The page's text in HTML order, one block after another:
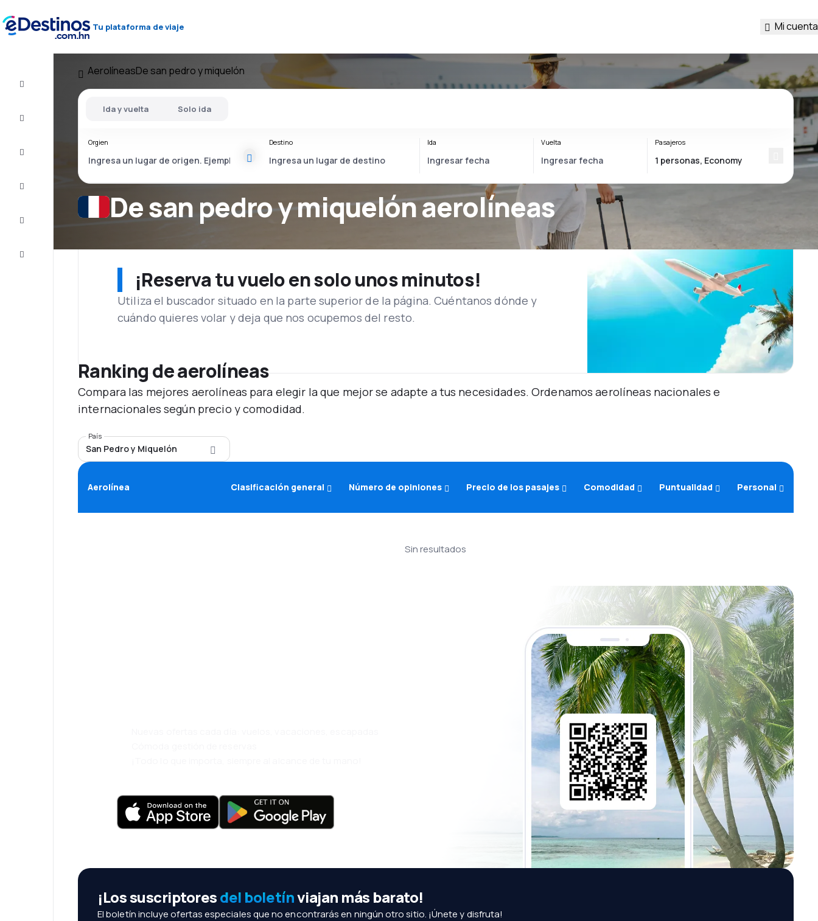
Tu plataforma de viaje Mi cuenta
Atención
AerolíneasDe san pedro y miquelón
De san pedro y miquelón aerolíneas
Ida y vuelta Solo ida
Orgien Destino Ida Vuelta Pasajeros
¡Reserva tu vuelo en solo unos minutos!
Utiliza el buscador situado en la parte superior de la página. Cuéntanos dónde y
cuándo quieres volar y deja que nos ocupemos del resto.
Ranking de aerolíneas
Compara las mejores aerolíneas para elegir la que mejor se adapte a tus necesidades. Ordenamos aerolíneas nacionales e
internacionales según precio y comodidad.
País
San Pedro y Miquelón
Aerolínea Clasificación general Número de opiniones Precio de los pasajes Comodidad Puntualidad Personal
Sin resultados
¡Los suscriptoresdel boletínviajan más barato!
El boletín incluye ofertas especiales que no encontrarás en ningún otro sitio. ¡Únete y disfruta!